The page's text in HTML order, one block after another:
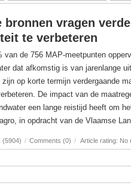
vragen
te verbeteren
van de 756 MAP-meetpunten
dat afkomstig is van jarenlange
op korte termijn verdergaande
De impact van de
een lange reistijd heeft om
in opdracht van de Vlaamse
(5904) / Comments (0) / Article rating: No